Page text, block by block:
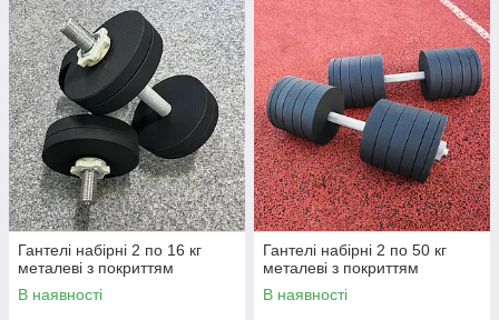
Гантелі набірні 2 по 16 кг
металеві з покриттям
В наявності
Гантелі набірні 2 по 50 кг
металеві з покриттям
В наявності